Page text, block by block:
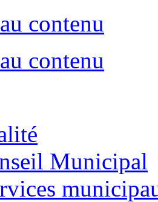
contenu
contenu
Municipal